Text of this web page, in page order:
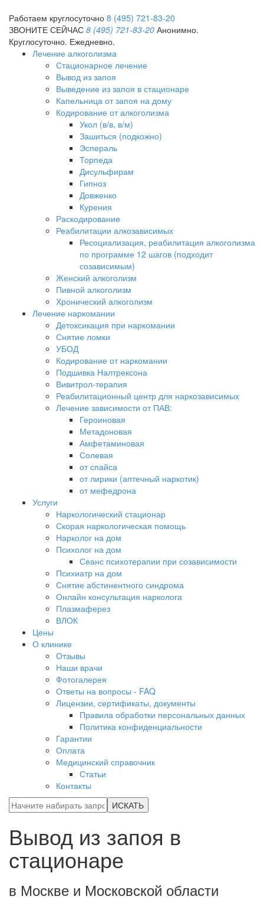
Работаем круглосуточно 8 (495) 721-83-20
ЗВОНИТЕ СЕЙЧАС 8 (495) 721-83-20 Анонимно.
Круглосуточно. Ежедневно.
Лечение алкоголизма
Стационарное лечение
Вывод из запоя
Выведение из запоя в стационаре
Капельница от запоя на дому
Кодирование от алкоголизма
Укол (в/в, в/м)
Зашиться (подкожно)
Эспераль
Торпеда
Дисульфирам
Гипноз
Довженко
Курения
Раскодирование
Реабилитации алкозависимых
Ресоциализация, реабилитация алкоголизма
по программе 12 шагов (подходит
созависимым)
Женский алкоголизм
Пивной алкоголизм
Хронический алкоголизм
Лечение наркомании
Детоксикация при наркомании
Снятие ломки
УБОД
Кодирование от наркомании
Подшивка Налтрексона
Вивитрол-терапия
Реабилитационный центр для наркозависимых
Лечение зависимости от ПАВ:
Героиновая
Метадоновая
Амфетаминовая
Солевая
от спайса
от лирики (аптечный наркотик)
от мефедрона
Услуги
Наркологический стационар
Скорая наркологическая помощь
Нарколог на дом
Психолог на дом
Сеанс психотерапии при созависимости
Психиатр на дом
Снятие абстинентного синдрома
Онлайн консультация нарколога
Плазмаферез
ВЛОК
Цены
О клинике
Отзывы
Наши врачи
Фотогалерея
Ответы на вопросы - FAQ
Лицензии, сертификаты, документы
Правила обработки персональных данных
Политика конфиденциальности
Гарантии
Оплата
Медицинский справочник
Статьи
Контакты
ИСКАТЬ
Вывод из запоя в
стационаре
в Москве и Московской области